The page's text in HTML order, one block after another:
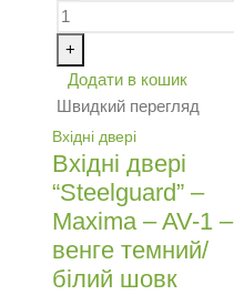
+
Додати в кошик
Швидкий перегляд
Вхідні двері
Вхідні двері
“Steelguard” –
Maxima – AV-1 –
венге темний/
білий шовк